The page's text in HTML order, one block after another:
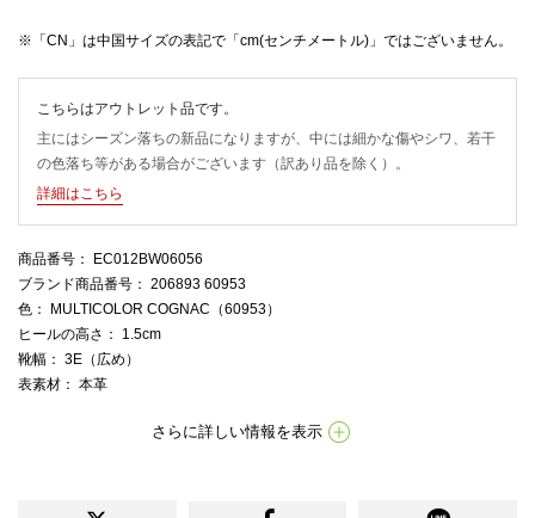
※「CN」は中国サイズの表記で「cm(センチメートル)」ではございません。
こちらはアウトレット品です。
主にはシーズン落ちの新品になりますが、中には細かな傷やシワ、若干
の色落ち等がある場合がございます（訳あり品を除く）。
詳細はこちら
商品番号 ： EC012BW06056
ブランド商品番号 ： 206893 60953
色 ： MULTICOLOR COGNAC（60953）
ヒールの高さ ： 1.5cm
靴幅 ： 3E（広め）
表素材 ： 本革
さらに詳しい情報を表示